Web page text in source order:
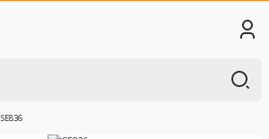
SE836